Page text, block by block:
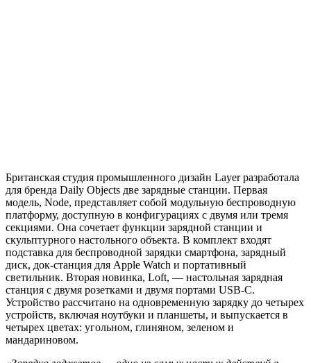
Британская студия промышленного дизайн Layer разработала
для бренда Daily Objects две зарядные станции. Первая
модель, Node, представляет собой модульную беспроводную
платформу, доступную в конфигурациях с двумя или тремя
секциями. Она сочетает функции зарядной станции и
скульптурного настольного объекта. В комплект входят
подставка для беспроводной зарядки смартфона, зарядный
диск, док-станция для Apple Watch и портативный
светильник. Вторая новинка, Loft, — настольная зарядная
станция с двумя розетками и двумя портами USB-C.
Устройство рассчитано на одновременную зарядку до четырех
устройств, включая ноутбуки и планшеты, и выпускается в
четырех цветах: угольном, глиняном, зеленом и
мандариновом.